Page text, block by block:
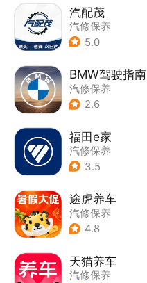
汽配茂
汽修保养
5.0
BMW驾驶指南
汽修保养
2.6
福田e家
汽修保养
3.5
途虎养车
汽修保养
4.8
天猫养车
汽修保养